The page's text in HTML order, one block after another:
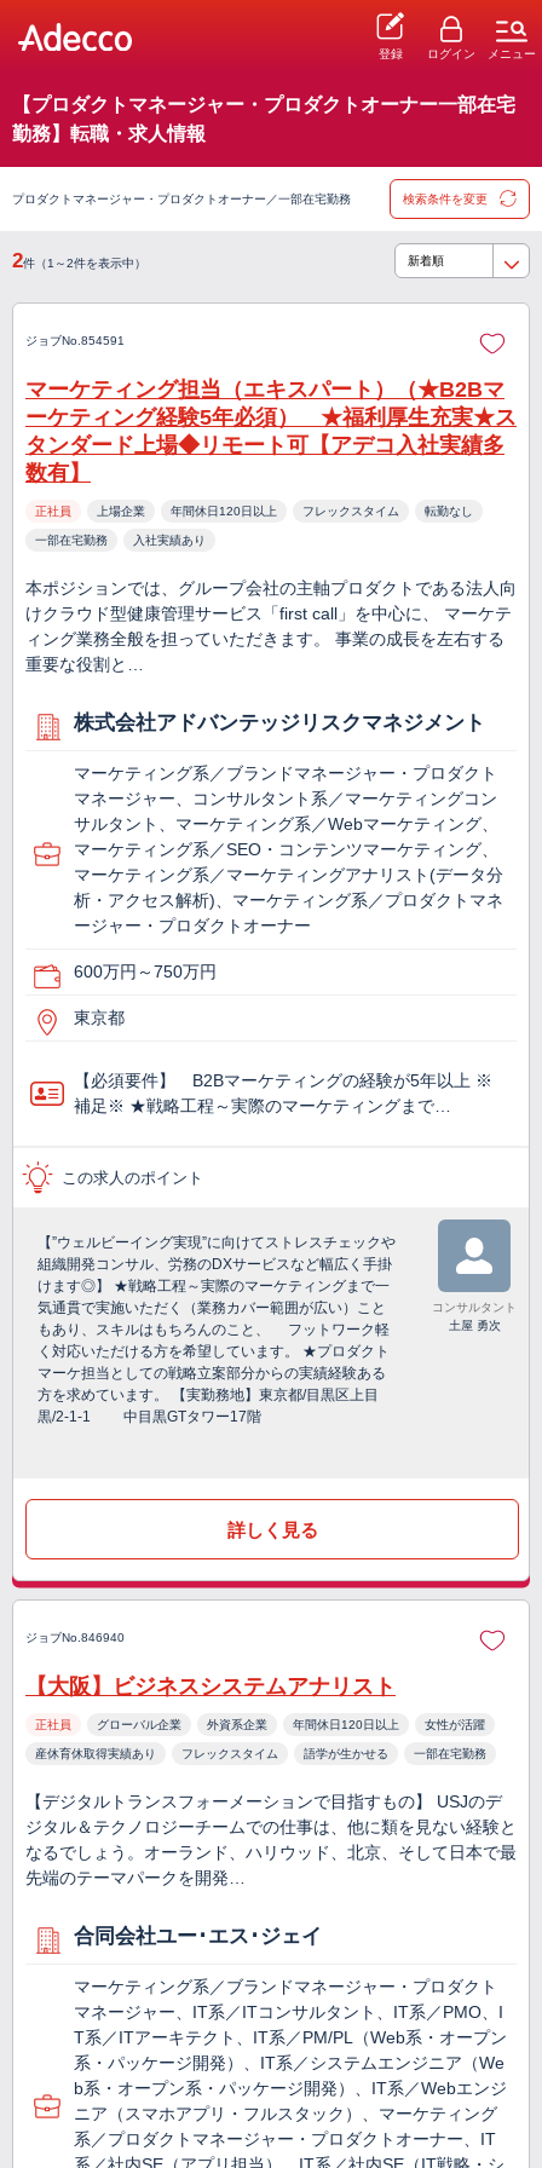
登録 ログイン メニュー
【プロダクトマネージャー・プロダクトオーナー一部在宅
勤務】転職・求人情報
プロダクトマネージャー・プロダクトオーナー／一部在宅勤務 検索条件を変更
2件（1～2件を表示中）
ジョブNo.854591
マーケティング担当（エキスパート）（★B2Bマ
ーケティング経験5年必須） ★福利厚生充実★ス
タンダード上場◆リモート可【アデコ入社実績多
数有】
正社員 上場企業 年間休日120日以上 フレックスタイム 転勤なし
一部在宅勤務 入社実績あり
本ポジションでは、グループ会社の主軸プロダクトである法人向
けクラウド型健康管理サービス「first call」を中心に、 マーケテ
ィング業務全般を担っていただきます。 事業の成長を左右する
重要な役割と…
株式会社アドバンテッジリスクマネジメント
マーケティング系／ブランドマネージャー・プロダクト
マネージャー、コンサルタント系／マーケティングコン
サルタント、マーケティング系／Webマーケティング、
マーケティング系／SEO・コンテンツマーケティング、
マーケティング系／マーケティングアナリスト(データ分
析・アクセス解析)、マーケティング系／プロダクトマネ
ージャー・プロダクトオーナー
600万円～750万円
東京都
【必須要件】 B2Bマーケティングの経験が5年以上 ※
補足※ ★戦略工程～実際のマーケティングまで…
この求人のポイント
【”ウェルビーイング実現”に向けてストレスチェックや
組織開発コンサル、労務のDXサービスなど幅広く手掛
けます◎】 ★戦略工程～実際のマーケティングまで一
気通貫で実施いただく（業務カバー範囲が広い）こと
もあり、スキルはもちろんのこと、 フットワーク軽
く対応いただける方を希望しています。 ★プロダクト
マーケ担当としての戦略立案部分からの実績経験ある
方を求めています。 【実勤務地】東京都/目黒区上目
黒/2-1-1 中目黒GTタワー17階
コンサルタント
土屋 勇次
詳しく見る
ジョブNo.846940
【大阪】ビジネスシステムアナリスト
正社員 グローバル企業 外資系企業 年間休日120日以上 女性が活躍
産休育休取得実績あり フレックスタイム 語学が生かせる 一部在宅勤務
【デジタルトランスフォーメーションで目指すもの】 USJのデ
ジタル＆テクノロジーチームでの仕事は、他に類を見ない経験と
なるでしょう。オーランド、ハリウッド、北京、そして日本で最
先端のテーマパークを開発…
合同会社ユー･エス･ジェイ
マーケティング系／ブランドマネージャー・プロダクト
マネージャー、IT系／ITコンサルタント、IT系／PMO、I
T系／ITアーキテクト、IT系／PM/PL（Web系・オープン
系・パッケージ開発）、IT系／システムエンジニア（We
b系・オープン系・パッケージ開発）、IT系／Webエンジ
ニア（スマホアプリ・フルスタック）、マーケティング
系／プロダクトマネージャー・プロダクトオーナー、IT